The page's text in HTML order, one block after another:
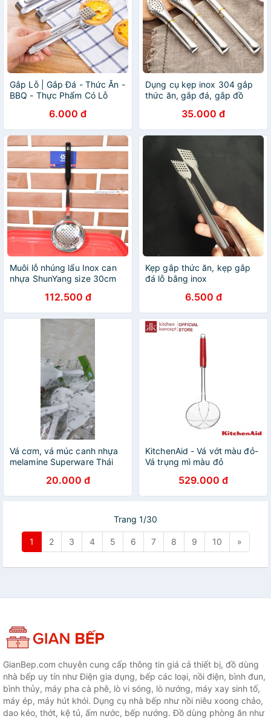
Gắp Lỗ | Gắp Đá - Thức Ăn -
BBQ - Thực Phẩm Có Lỗ
6.000 đ
Dụng cụ kẹp inox 304 gắp
thức ăn, gắp đá, gắp đồ
đẹp dày dặn lỗ 18CM-22cm-
29CM
35.000 đ
Muôi lỗ nhúng lẩu Inox can
nhựa ShunYang size 30cm
112.500 đ
Kẹp gắp thức ăn, kẹp gắp
đá lỗ bằng inox
6.500 đ
Vá cơm, vá múc canh nhựa
melamine Superware Thái
20.000 đ
KitchenAid - Vá vớt màu đỏ-
Vá trụng mì màu đỏ
529.000 đ
Trang 1/30
1 2 3 4 5 6 7 8 9 10 »
GianBep.com chuyên cung cấp thông tin giá cả thiết bị, đồ dùng
nhà bếp uy tín như Điện gia dụng, bếp các loại, nồi điện, bình đun,
bình thủy, máy pha cà phê, lò vi sóng, lò nướng, máy xay sinh tố,
máy ép, máy hút khói. Dụng cụ nhà bếp như nồi niêu xoong chảo,
dao kéo, thớt, kệ tủ, ấm nước, bếp nướng. Đồ dùng phòng ăn như